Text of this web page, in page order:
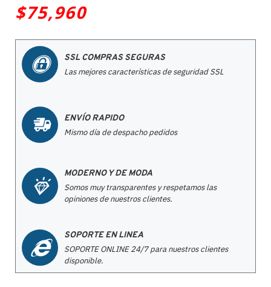
$75,960
SSL COMPRAS SEGURAS
Las mejores características de seguridad SSL
ENVÍO RAPIDO
Mismo día de despacho pedidos
MODERNO Y DE MODA
Somos muy transparentes y respetamos las
opiniones de nuestros clientes.
SOPORTE EN LINEA
SOPORTE ONLINE 24/7 para nuestros clientes
disponible.